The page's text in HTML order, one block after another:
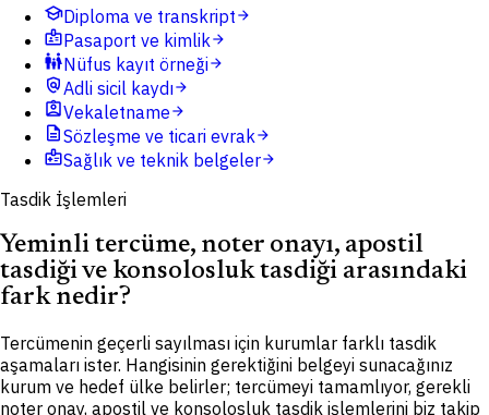
schoolDiploma ve transkriptarrow_forward
badgePasaport ve kimlikarrow_forward
family_restroomNüfus kayıt örneğiarrow_forward
policyAdli sicil kaydıarrow_forward
assignment_indVekaletnamearrow_forward
descriptionSözleşme ve ticari evrakarrow_forward
medical_informationSağlık ve teknik belgelerarrow_forward
Tasdik İşlemleri
Yeminli tercüme, noter onayı, apostil
tasdiği ve konsolosluk tasdiği arasındaki
fark nedir?
Tercümenin geçerli sayılması için kurumlar farklı tasdik
aşamaları ister. Hangisinin gerektiğini belgeyi sunacağınız
kurum ve hedef ülke belirler; tercümeyi tamamlıyor, gerekli
noter onay, apostil ve konsolosluk tasdik işlemlerini biz takip